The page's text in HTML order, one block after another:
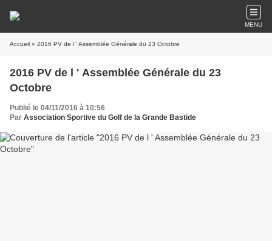
MENU
Accueil » 2016 PV de l ' Assemblée Générale du 23 Octobre
2016 PV de l ' Assemblée Générale du 23
Octobre
Publié le 04/11/2016 à 10:56
Par Association Sportive du Golf de la Grande Bastide